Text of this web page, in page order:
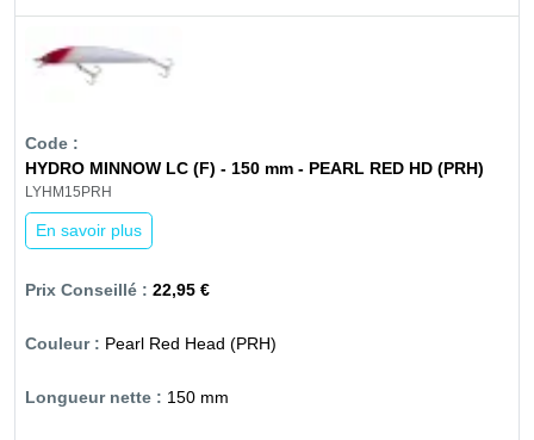
HYDRO MINNOW LC (F) - 150 mm - PEARL RED HD (PRH)
LYHM15PRH
En savoir plus
22,95 €
Pearl Red Head (PRH)
150 mm